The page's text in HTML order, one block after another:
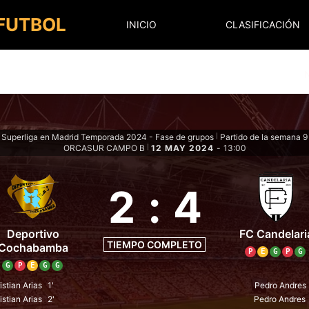
INICIO CLASIFICACIÓN
Superliga en Madrid Temporada 2024 - Fase de grupos
Partido de la semana 9
ORCASUR CAMPO B
12 MAY 2024 - 13:00
Deportivo
G P E G G
2 : 4
TIEMPO COMPLETO
FC
P E G P G
Arias 1'
Arias 2'
Pedro Andres
Pedro Andres